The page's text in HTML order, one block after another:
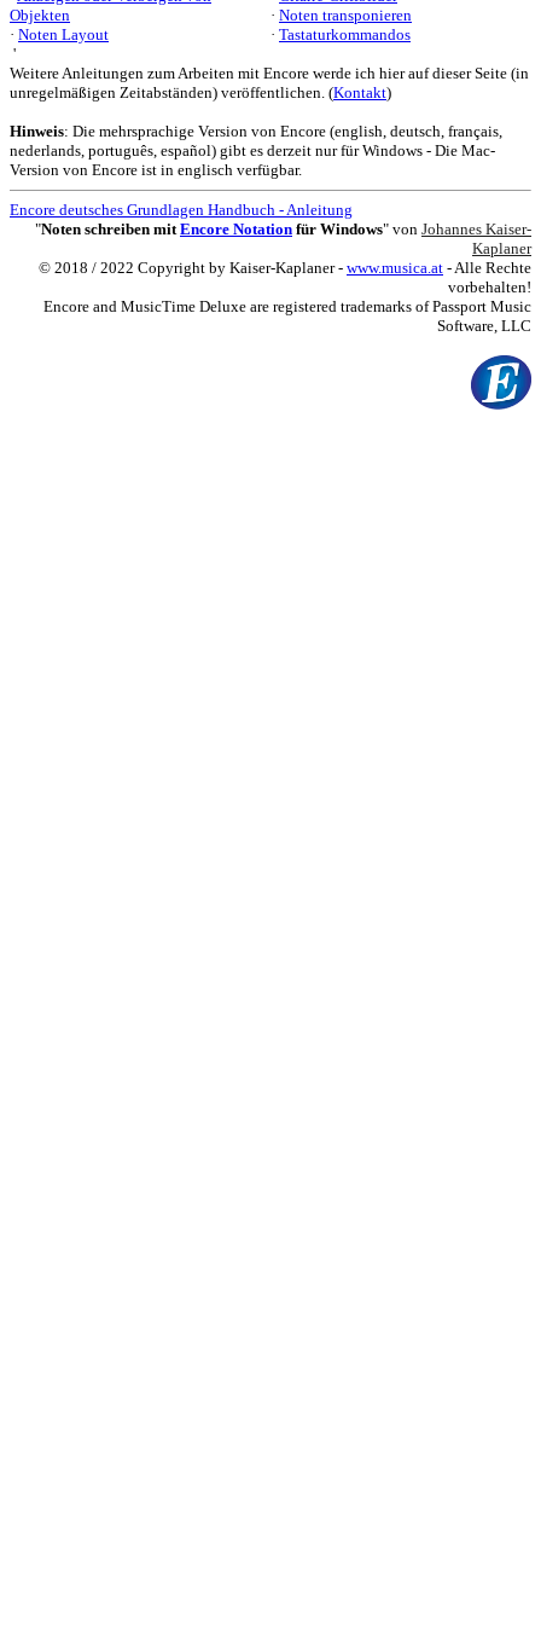
Objekten
· Noten Layout
· Noten transponieren
· Tastaturkommandos
'
Weitere Anleitungen zum Arbeiten mit Encore werde ich hier auf dieser Seite (in
unregelmäßigen Zeitabständen) veröffentlichen. (Kontakt)
Hinweis: Die mehrsprachige Version von Encore (english, deutsch, français,
nederlands, português, español) gibt es derzeit nur für Windows - Die Mac-
Version von Encore ist in englisch verfügbar.
Encore deutsches Grundlagen Handbuch - Anleitung
"Noten schreiben mitEncore Notation für Windows" von Johannes Kaiser-
Kaplaner
© 2018 / 2022 Copyright by Kaiser-Kaplaner - www.musica.at - Alle Rechte
vorbehalten!
Encore and MusicTime Deluxe are registered trademarks of Passport Music
Software, LLC